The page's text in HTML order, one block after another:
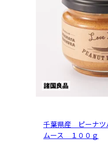
千葉県産 ピーナツ
ムース １００ｇ